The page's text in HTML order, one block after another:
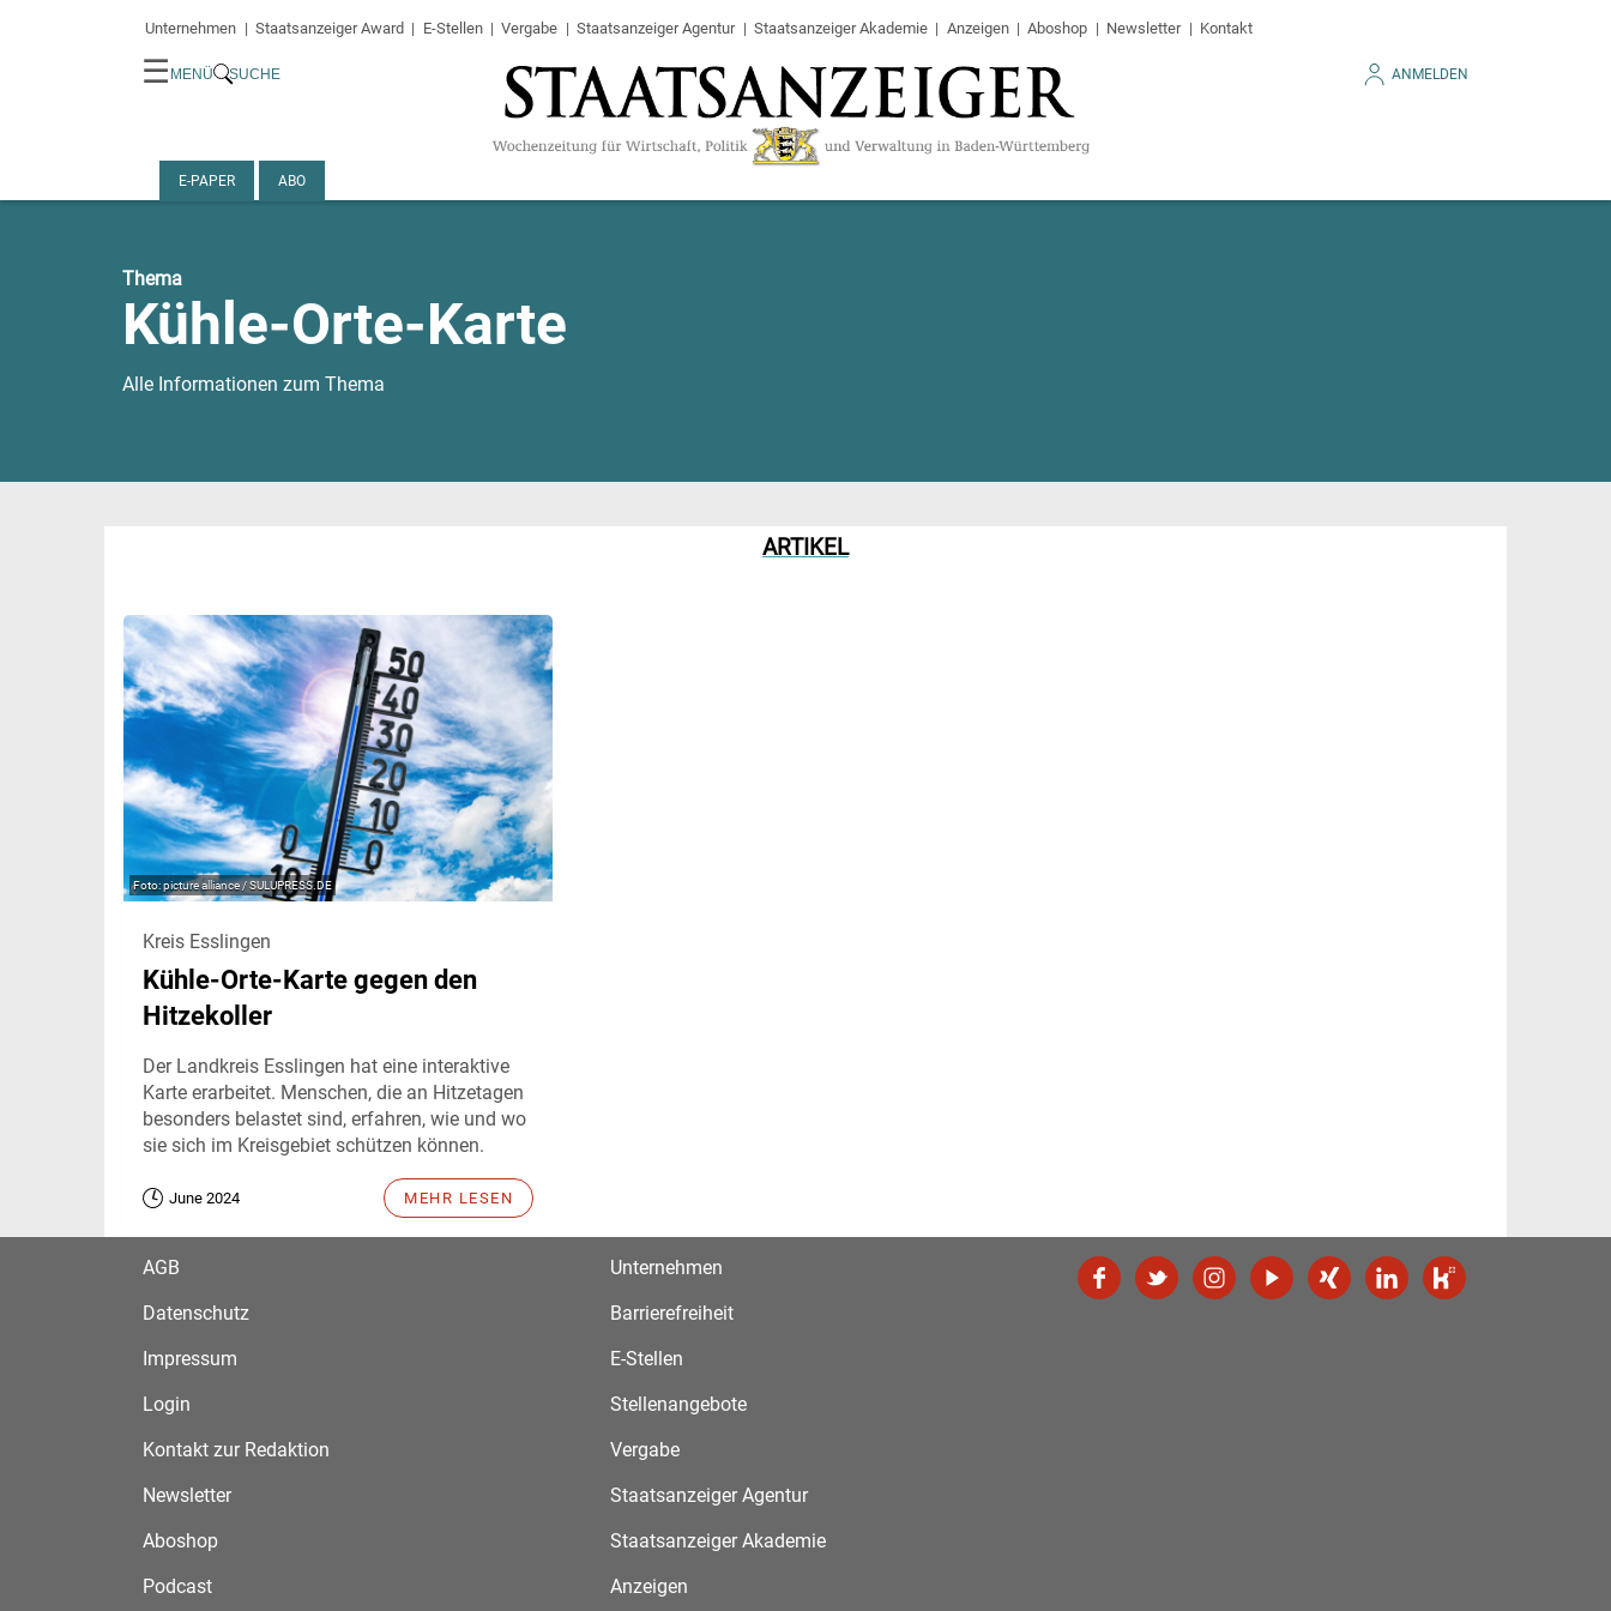
Unternehmen Staatsanzeiger Award E-Stellen Vergabe Staatsanzeiger Agentur Staatsanzeiger Akademie Anzeigen Aboshop Newsletter Kontakt
☰ MENÜ SUCHE ANMELDEN
E-PAPER ABO
Thema
Kühle-Orte-Karte
Alle Informationen zum Thema
ARTIKEL
picture alliance / SULUPRESS.DE
Kreis Esslingen
Kühle-Orte-Karte gegen den
Hitzekoller
Der Landkreis Esslingen hat eine interaktive
Karte erarbeitet. Menschen, die an Hitzetagen
besonders belastet sind, erfahren, wie und wo
sie sich im Kreisgebiet schützen können.
June 2024 MEHR LESEN
AGB
Datenschutz
Impressum
Login
Kontakt zur Redaktion
Newsletter
Aboshop
Podcast
Unternehmen
Barrierefreiheit
E-Stellen
Stellenangebote
Vergabe
Staatsanzeiger Agentur
Staatsanzeiger Akademie
Anzeigen